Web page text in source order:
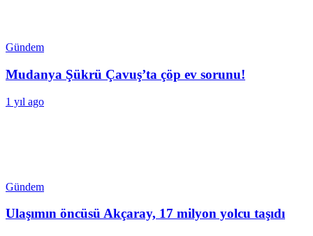
Gündem
Mudanya Şükrü Çavuş’ta çöp ev sorunu!
1 yıl ago
Gündem
Ulaşımın öncüsü Akçaray, 17 milyon yolcu taşıdı